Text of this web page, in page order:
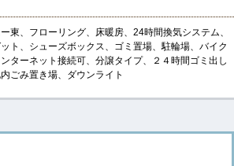
東、フローリング、床暖房、24時間換気システム、
ト、シューズボックス、ゴミ置場、駐輪場、バイク
ターネット接続可、分譲タイプ、２４時間ゴミ出し
ごみ置き場、ダウンライト